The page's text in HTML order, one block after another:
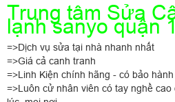
Trung tâm Sửa
lạnh sanyo quận
=>Dịch vụ sửa tại nhà nhanh nhất
=>Giá cả canh tranh
=>Linh Kiện chính hãng - có bảo hành
=>Luôn cử nhân viên có tay nghề